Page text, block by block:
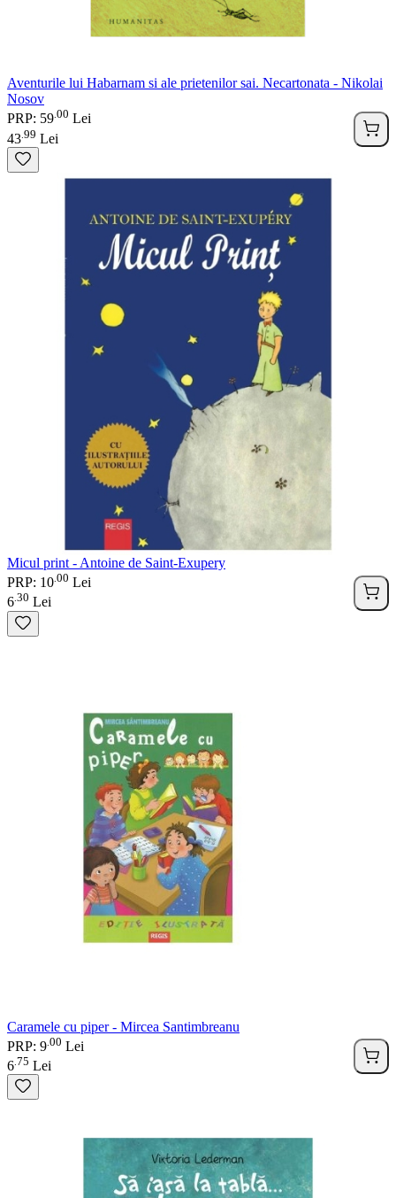
Aventurile lui Habarnam si ale prietenilor sai. Necartonata - Nikolai
Nosov
PRP: 59 00 Lei
43 99 Lei
Micul print - Antoine de Saint-Exupery
PRP: 10 00 Lei
6 30 Lei
Caramele cu piper - Mircea Santimbreanu
PRP: 9 00 Lei
6 75 Lei